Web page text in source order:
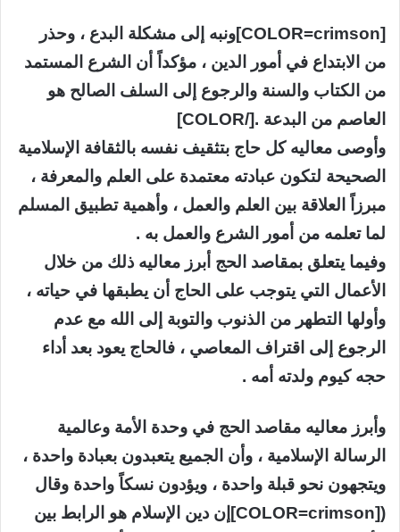
[COLOR=crimson]ونبه إلى مشكلة البدع ، وحذر
من الابتداع في أمور الدين ، مؤكداً أن الشرع المستمد
من الكتاب والسنة والرجوع إلى السلف الصالح هو
العاصم من البدعة .[/COLOR]
وأوصى معاليه كل حاج بتثقيف نفسه بالثقافة الإسلامية
الصحيحة لتكون عبادته معتمدة على العلم والمعرفة ،
مبرزاً العلاقة بين العلم والعمل ، وأهمية تطبيق المسلم
لما تعلمه من أمور الشرع والعمل به .
وفيما يتعلق بمقاصد الحج أبرز معاليه ذلك من خلال
الأعمال التي يتوجب على الحاج أن يطبقها في حياته ،
وأولها التطهر من الذنوب والتوبة إلى الله مع عدم
الرجوع إلى اقتراف المعاصي ، فالحاج يعود بعد أداء
حجه كيوم ولدته أمه .
وأبرز معاليه مقاصد الحج في وحدة الأمة وعالمية
الرسالة الإسلامية ، وأن الجميع يتعبدون بعبادة واحدة ،
ويتجهون نحو قبلة واحدة ، ويؤدون نسكاً واحدة وقال
([COLOR=crimson]إن دين الإسلام هو الرابط بين